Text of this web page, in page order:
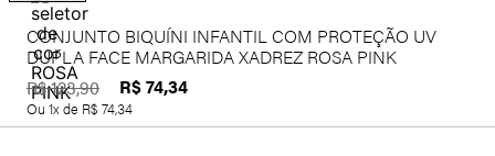
CONJUNTO BIQUÍNI INFANTIL COM PROTEÇÃO UV
DUPLA FACE MARGARIDA XADREZ ROSA PINK
R$123,90 R$74,34
Ou 1x de R$ 74,34